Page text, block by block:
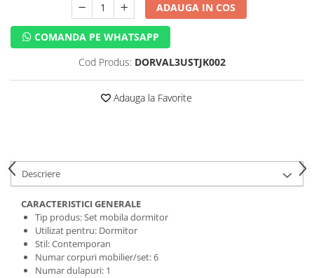
ADAUGA IN COS
COMANDA PE WHATSAPP
Cod Produs: DORVAL3USTJK002
Adauga la Favorite
Descriere
CARACTERISTICI GENERALE
Tip produs: Set mobila dormitor
Utilizat pentru: Dormitor
Stil: Contemporan
Numar corpuri mobilier/set: 6
Numar dulapuri: 1